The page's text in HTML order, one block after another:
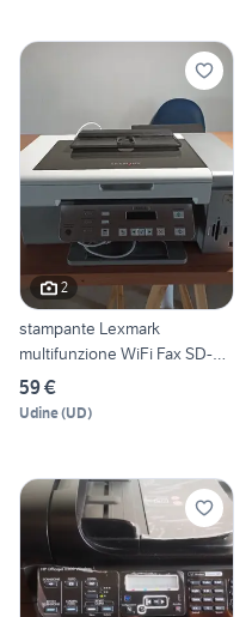
2
stampante Lexmark
multifunzione WiFi Fax SD-
card
59 €
Udine(UD)